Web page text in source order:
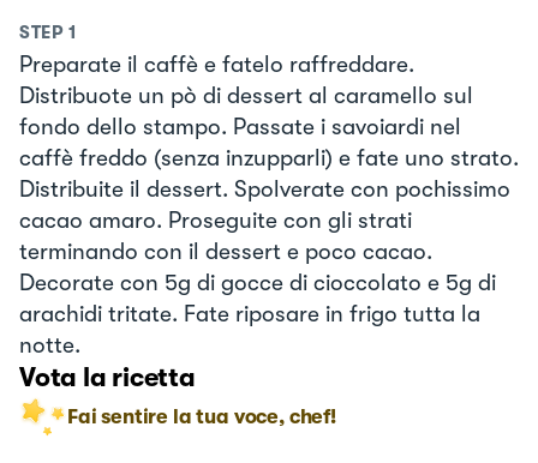
STEP 1
Preparate il caffè e fatelo raffreddare.
Distribuote un pò di dessert al caramello sul
fondo dello stampo. Passate i savoiardi nel
caffè freddo (senza inzupparli) e fate uno strato.
Distribuite il dessert. Spolverate con pochissimo
cacao amaro. Proseguite con gli strati
terminando con il dessert e poco cacao.
Decorate con 5g di gocce di cioccolato e 5g di
arachidi tritate. Fate riposare in frigo tutta la
notte.
Vota la ricetta
Fai sentire la tua voce, chef!